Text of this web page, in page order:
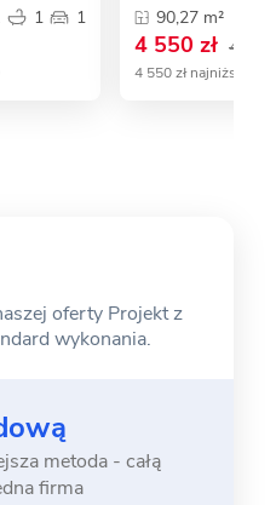
1 1
90,27 m²
4 550 zł 4 650 zł
4 550 zł najniższa cena
oferty Projekt z
wykonania.
metoda -całą
firma